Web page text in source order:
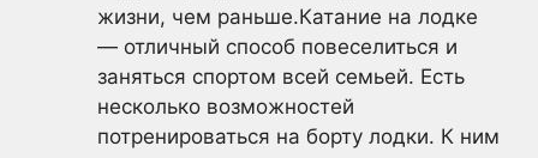
жизни, чем раньше.Катание на лодке
— отличный способ повеселиться и
заняться спортом всей семьей. Есть
несколько возможностей
потренироваться на борту лодки. К ним